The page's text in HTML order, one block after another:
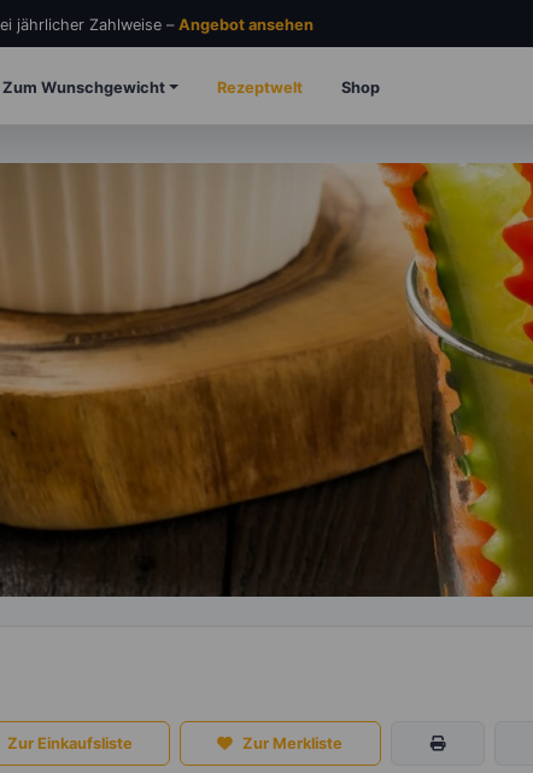
jährlicher Zahlweise –Angebot ansehen
Zum Wunschgewicht Rezeptwelt Shop
Zur Einkaufsliste Zur Merkliste